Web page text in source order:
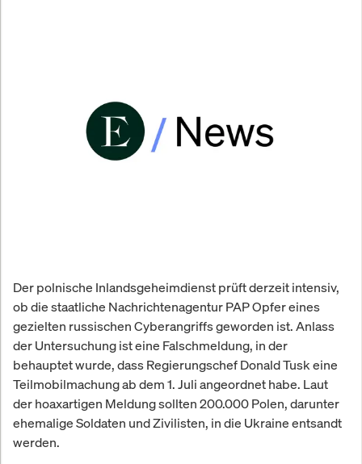
Der polnische Inlandsgeheimdienst prüft derzeit intensiv,
ob die staatliche Nachrichtenagentur PAP Opfer eines
gezielten russischen Cyberangriffs geworden ist. Anlass
der Untersuchung ist eine Falschmeldung, in der
behauptet wurde, dass Regierungschef Donald Tusk eine
Teilmobilmachung ab dem 1. Juli angeordnet habe. Laut
der hoaxartigen Meldung sollten 200.000 Polen, darunter
ehemalige Soldaten und Zivilisten, in die Ukraine entsandt
werden.